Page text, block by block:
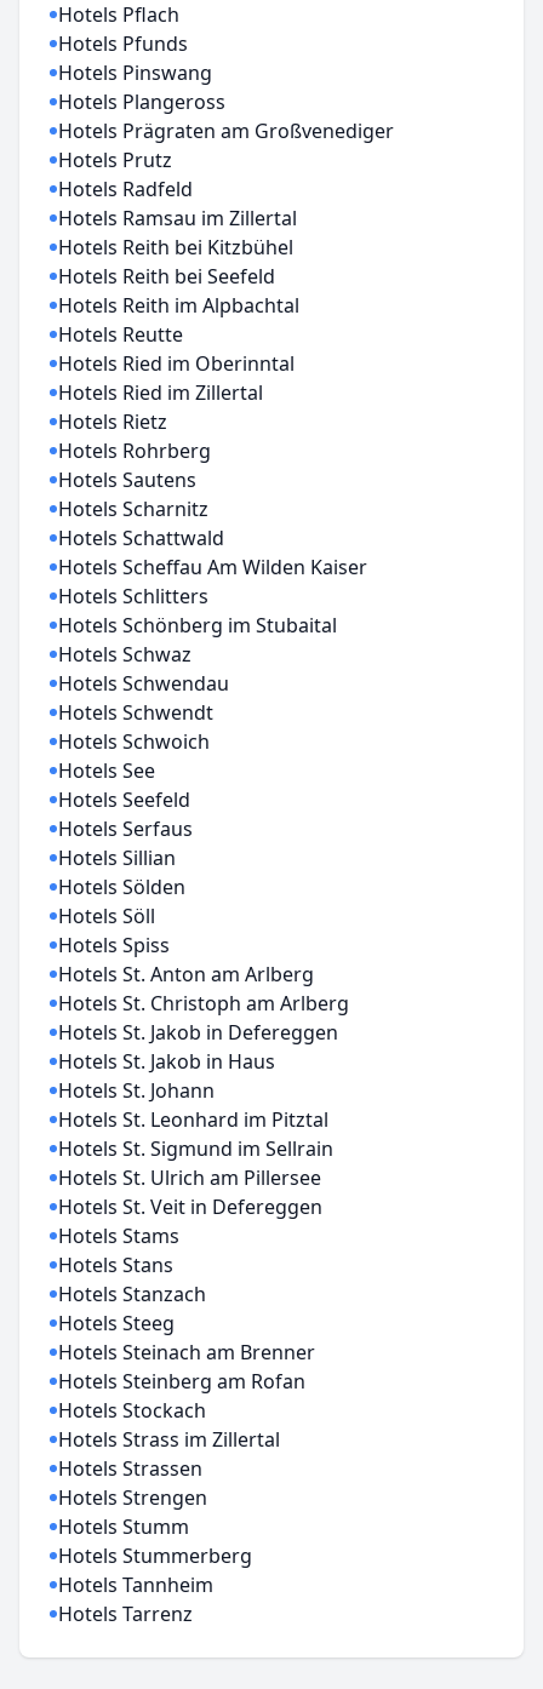
Hotels Pflach
Hotels Pfunds
Hotels Pinswang
Hotels Plangeross
Hotels Prägraten am Großvenediger
Hotels Prutz
Hotels Radfeld
Hotels Ramsau im Zillertal
Hotels Reith bei Kitzbühel
Hotels Reith bei Seefeld
Hotels Reith im Alpbachtal
Hotels Reutte
Hotels Ried im Oberinntal
Hotels Ried im Zillertal
Hotels Rietz
Hotels Rohrberg
Hotels Sautens
Hotels Scharnitz
Hotels Schattwald
Hotels Scheffau Am Wilden Kaiser
Hotels Schlitters
Hotels Schönberg im Stubaital
Hotels Schwaz
Hotels Schwendau
Hotels Schwendt
Hotels Schwoich
Hotels See
Hotels Seefeld
Hotels Serfaus
Hotels Sillian
Hotels Sölden
Hotels Söll
Hotels Spiss
Hotels St. Anton am Arlberg
Hotels St. Christoph am Arlberg
Hotels St. Jakob in Defereggen
Hotels St. Jakob in Haus
Hotels St. Johann
Hotels St. Leonhard im Pitztal
Hotels St. Sigmund im Sellrain
Hotels St. Ulrich am Pillersee
Hotels St. Veit in Defereggen
Hotels Stams
Hotels Stans
Hotels Stanzach
Hotels Steeg
Hotels Steinach am Brenner
Hotels Steinberg am Rofan
Hotels Stockach
Hotels Strass im Zillertal
Hotels Strassen
Hotels Strengen
Hotels Stumm
Hotels Stummerberg
Hotels Tannheim
Hotels Tarrenz